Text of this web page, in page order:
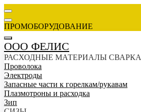
ПРОМОБОРУДОВАНИЕ
ООО ФЕЛИС
РАСХОДНЫЕ МАТЕРИАЛЫ СВАРКА
Проволока
Электроды
Запасные части к горелкам/рукавам
Плазмотроны и расходка
Зип